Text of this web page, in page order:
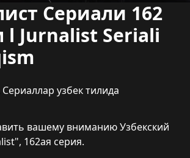
Сериали 162
Jurnalist Seriali
Сериаллар узбек тилида
вашему вниманию Узбекский
162ая серия.